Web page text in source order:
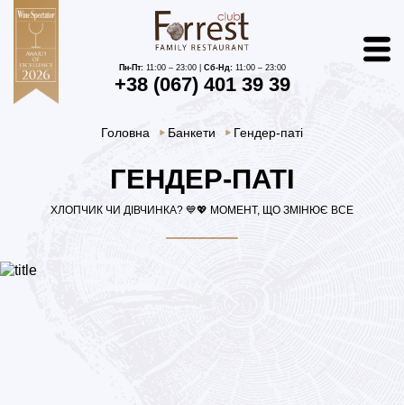
+38 (067) 401 39 39
Пн-Пт:11:00 – 23:00 | Сб-Нд:11:00 – 23:00
Головна Банкети Гендер-паті
ГЕНДЕР-ПАТІ
ХЛОПЧИК ЧИ ДІВЧИНКА? 💙💖 МОМЕНТ, ЩО ЗМІНЮЄ ВСЕ